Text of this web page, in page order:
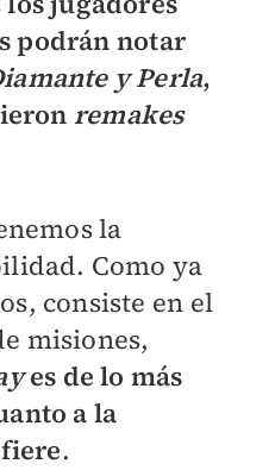
podrán notar
y Perla,
remakes
la
Como ya
consiste en el
misiones,
es de lo más
a la
.